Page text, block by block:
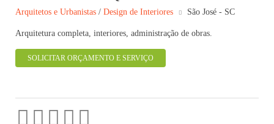
Arquitetos e Urbanistas / Design de Interiores São José - SC
Arquitetura completa, interiores, administração de obras.
SOLICITAR ORÇAMENTO E SERVIÇO